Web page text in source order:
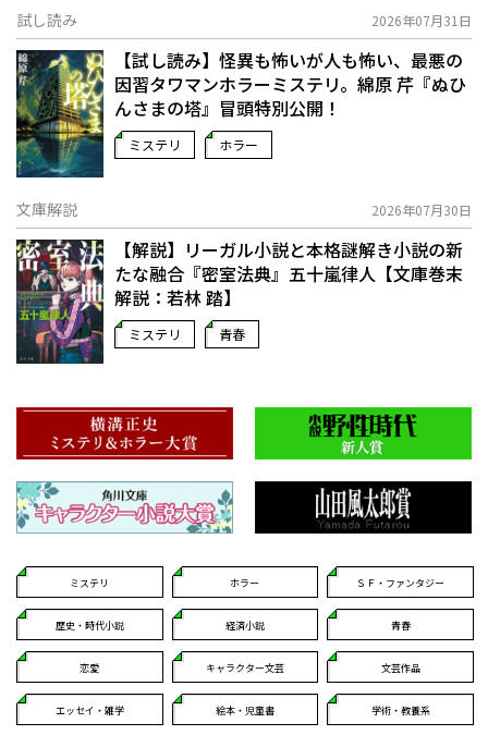
試し読み 2026年07月31日
【試し読み】怪異も怖いが人も怖い、最悪の
因習タワマンホラーミステリ。綿原 芹『ぬひ
んさまの塔』冒頭特別公開！
ミステリ ホラー
文庫解説 2026年07月30日
【解説】リーガル小説と本格謎解き小説の新
たな融合――『密室法典』五十嵐律人【文庫巻末
解説：若林 踏】
ミステリ 青春
ミステリ ホラー ＳＦ・ファンタジー
歴史・時代小説 経済小説 青春
恋愛 キャラクター文芸 文芸作品
エッセイ・雑学 絵本・児童書 学術・教養系